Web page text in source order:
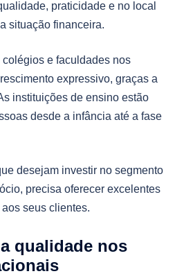
praticidade e no local
situação financeira.
e faculdades nos
expressivo, graças a
instituições de ensino estão
desde a infância até a fase
desejam investir no segmento
precisa oferecer excelentes
seus clientes.
qualidade nos